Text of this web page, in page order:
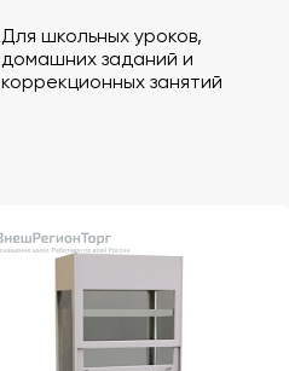
Для школьных уроков,
домашних заданий и
коррекционных занятий